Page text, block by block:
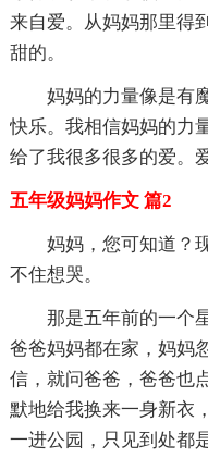
来自爱。从妈妈那里得
甜的。
妈妈的力量像是有
快乐。我相信妈妈的力
给了我很多很多的爱。
五年级妈妈作文 篇2
妈妈，您可知道？
不住想哭。
那是五年前的一个
爸爸妈妈都在家，妈妈
信，就问爸爸，爸爸也
默地给我换来一身新衣
一进公园，只见到处都